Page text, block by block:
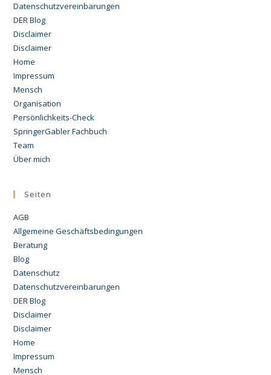
Datenschutzvereinbarungen
DER Blog
Disclaimer
Disclaimer
Home
Impressum
Mensch
Organisation
Persönlichkeits-Check
SpringerGabler Fachbuch
Team
Über mich
Seiten
AGB
Allgemeine Geschäftsbedingungen
Beratung
Blog
Datenschutz
Datenschutzvereinbarungen
DER Blog
Disclaimer
Disclaimer
Home
Impressum
Mensch